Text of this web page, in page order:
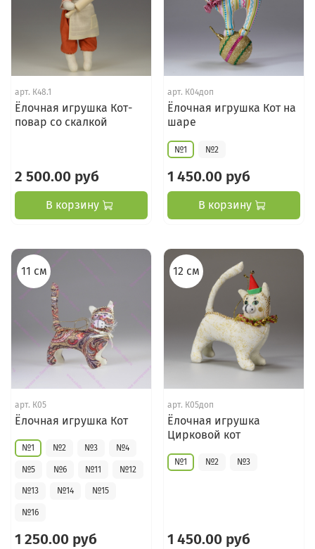
арт. К48.1
Ёлочная игрушка Кот-
повар со скалкой
2 500.00 руб
В корзину
арт. К04доп
Ёлочная игрушка Кот на
шаре
№1 №2
1 450.00 руб
В корзину
11 см
арт. К05
Ёлочная игрушка Кот
№1 №2 №3 №4
№5 №6 №11 №12
№13 №14 №15
№16
1 250.00 руб
12 см
арт. К05доп
Ёлочная игрушка
Цирковой кот
№1 №2 №3
1 450.00 руб